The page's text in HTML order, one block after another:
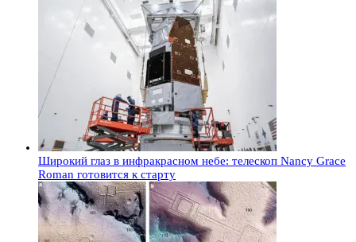
Широкий глаз в инфракрасном небе: телескоп Nancy Grace
Roman готовится к старту